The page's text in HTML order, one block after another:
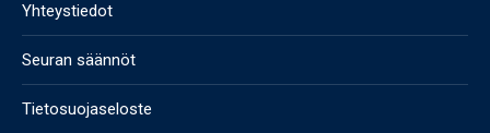
Yhteystiedot
Seuran säännöt
Tietosuojaseloste